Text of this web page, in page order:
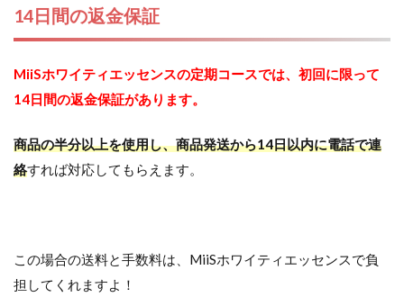
14日間の返金保証
MiiSホワイティエッセンスの定期コースでは、初回に限って
14日間の返金保証があります。
商品の半分以上を使用し、商品発送から14日以内に電話で連
絡すれば対応してもらえます。
この場合の送料と手数料は、MiiSホワイティエッセンスで負
担してくれますよ！